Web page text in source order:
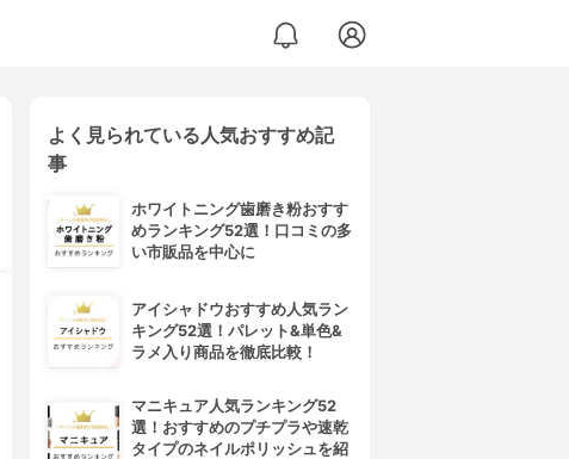
よく見られている人気おすすめ記
事
ホワイトニング歯磨き粉おすす
めランキング52選！口コミの多
い市販品を中心に
アイシャドウおすすめ人気ラン
キング52選！パレット&単色&
ラメ入り商品を徹底比較！
マニキュア人気ランキング52
選！おすすめのプチプラや速乾
タイプのネイルポリッシュを紹